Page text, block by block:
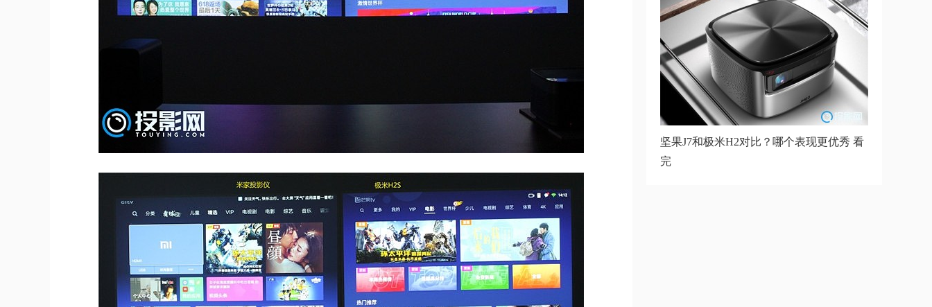
小明Q3 Pro投影仪测评，我是真的
没想到1699
踩坑指南不推荐系列: 知麻z1 2023
款 所谓的
坚果J7和极米H2对比？哪个表现更优秀 看
完